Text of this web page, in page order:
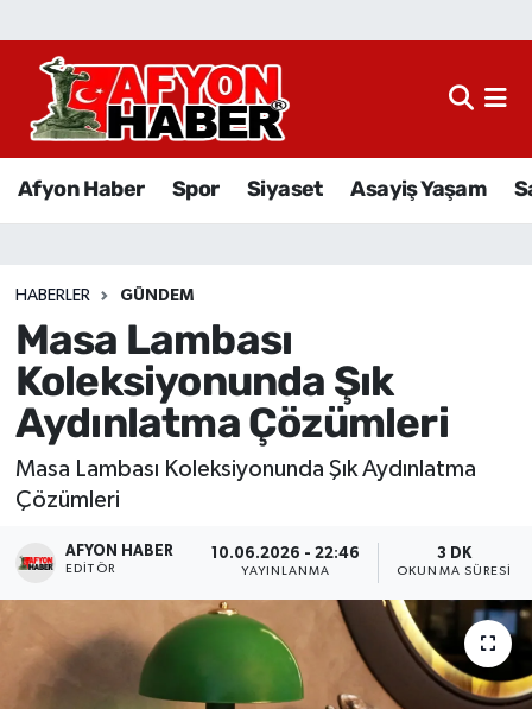
Afyon Haber Spor Siyaset Asayiş Yaşam
HABERLER GÜNDEM
Masa Lambası
Koleksiyonunda Şık
Aydınlatma Çözümleri
Masa Lambası Koleksiyonunda Şık Aydınlatma
Çözümleri
AFYON HABER
EDITÖR
10.06.2026 - 22:46
YAYINLANMA
3 DK
OKUNMA SÜRESI
Afyon Haber
Sağlık
Eğitim
Ekonomi
Magazin
Etkinlikler